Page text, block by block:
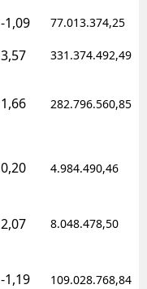
-1,09 77.013.374,25
3,57 331.374.492,49
1,66 282.796.560,85
0,20 4.984.490,46
2,07 8.048.478,50
-1,19 109.028.768,84